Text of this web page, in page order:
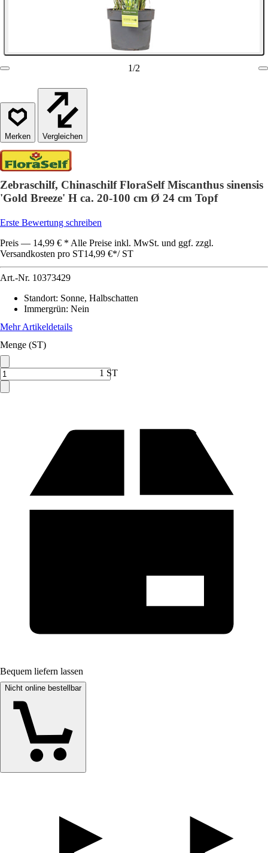
1/2
Vergleichen
Zebraschilf, Chinaschilf FloraSelf Miscanthus sinensis
'Gold Breeze' H ca. 20-100 cm Ø 24 cm Topf
Erste Bewertung schreiben
Preis — 14,99 € * Alle Preise inkl. MwSt. und ggf. zzgl.
Versandkosten pro ST14,99 €*/ ST
Art.-Nr. 10373429
Standort: Sonne, Halbschatten
Immergrün: Nein
Mehr Artikeldetails
Menge (ST)
1 ST
Bequem liefern lassen
Nicht online bestellbar